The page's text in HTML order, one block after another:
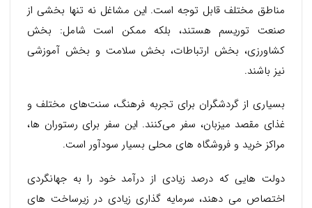
مناطق مختلف قابل توجه است. این مشاغل نه تنها بخشی از
صنعت توریسم هستند، بلکه ممکن است شامل: بخش
کشاورزی، بخش ارتباطات، بخش سلامت و بخش آموزشی
نیز باشند.
بسیاری از گردشگران برای تجربه فرهنگ، سنت‌های مختلف و
غذای مقصد میزبان، سفر می‌کنند. این سفر برای رستوران ها،
مراکز خرید و فروشگاه های محلی بسیار سودآور است.
دولت هایی که درصد زیادی از درآمد خود را به جهانگردی
اختصاص می دهند، سرمایه گذاری زیادی در زیرساخت های